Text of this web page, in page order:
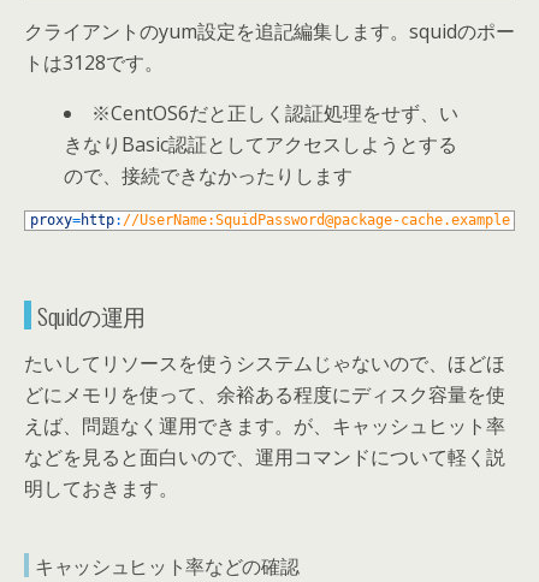
クライアントのyum設定を追記編集します。squidのポー
トは3128です。
※CentOS6だと正しく認証処理をせず、い
きなりBasic認証としてアクセスしようとする
ので、接続できなかったりします
proxy=http: //UserName:SquidPassword@package-
Squidの運用
たいしてリソースを使うシステムじゃないので、ほどほ
どにメモリを使って、余裕ある程度にディスク容量を使
えば、問題なく運用できます。が、キャッシュヒット率
などを見ると面白いので、運用コマンドについて軽く説
明しておきます。
キャッシュヒット率などの確認